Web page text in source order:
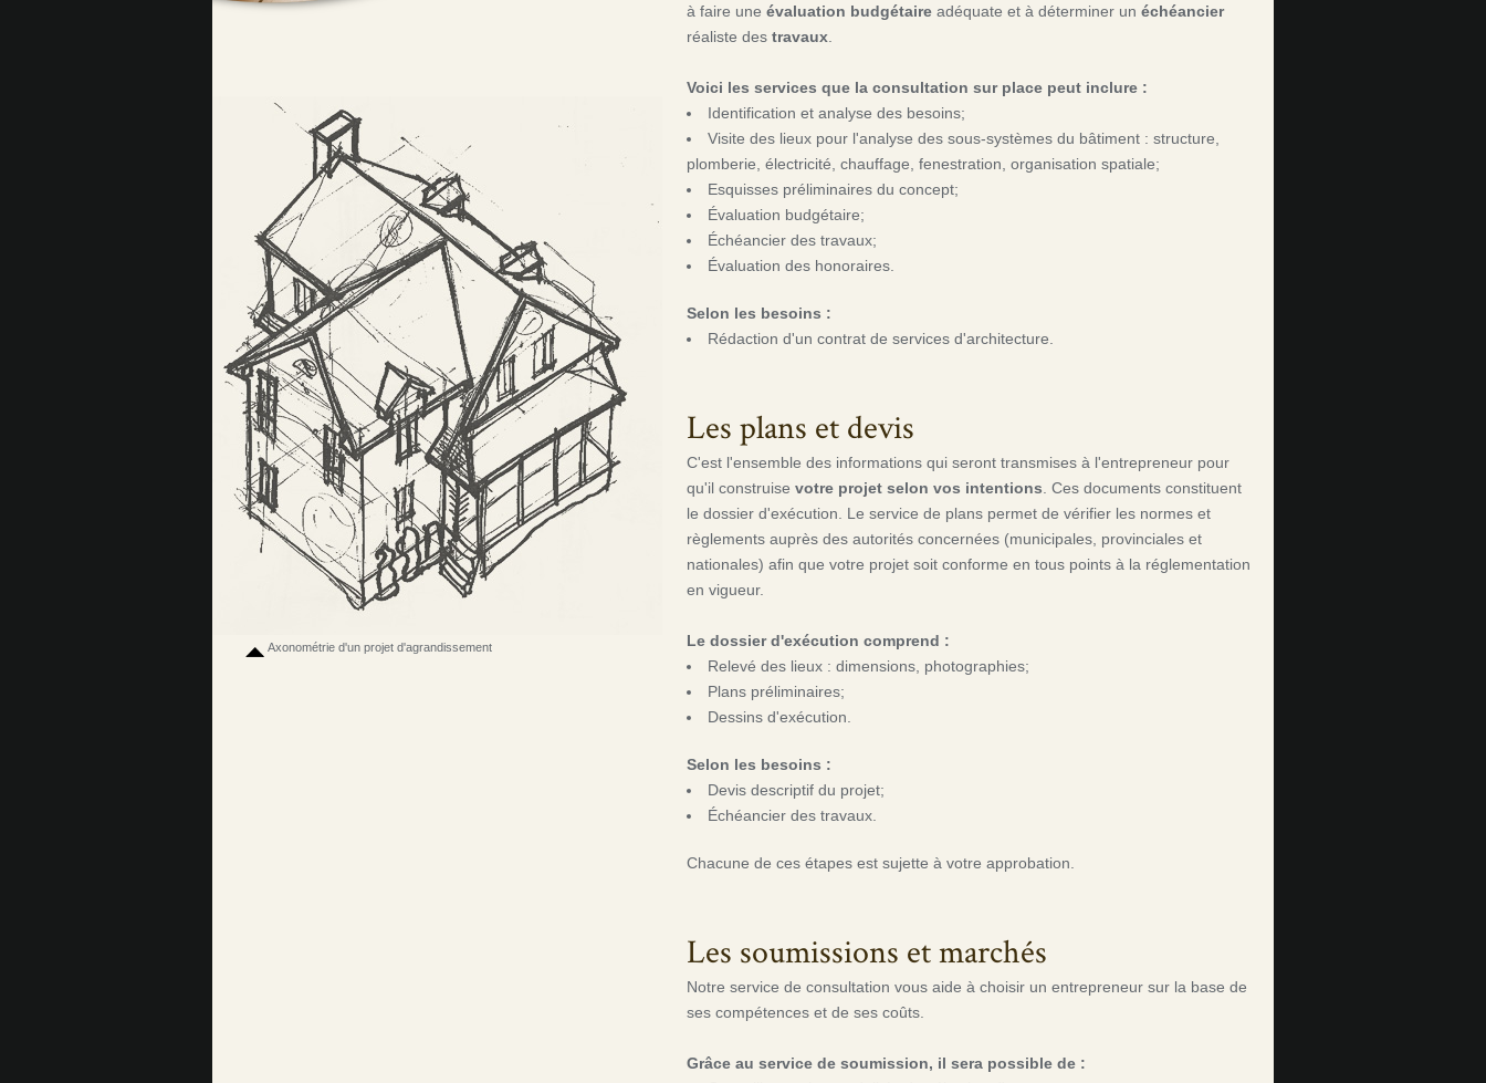
Axonométrie d'un projet d'agrandissement
à faire une évaluation budgétaire adéquate et à déterminer un échéancier
réaliste des travaux
Voici les services que la consultation sur place peut inclure :
Identification et analyse des besoins;
Visite des lieux pour l'analyse des sous-systèmes du bâtiment : structure,
plomberie, électricité, chauffage, fenestration, organisation spatiale;
Esquisses préliminaires du concept;
Évaluation budgétaire;
Échéancier des travaux;
Évaluation des honoraires.
Selon les besoins :
Rédaction d'un contrat de services d'architecture.
Les plans et devis
C'est l'ensemble des informations qui seront transmises à l'entrepreneur pour
qu'il construise votre projet selon vos intentions . Ces documents constituent
le dossier d'exécution. Le service de plans permet de vérifier les normes et
règlements auprès des autorités concernées (municipales, provinciales et
nationales) afin que votre projet soit conforme en tous points à la réglementation
en vigueur.
Le dossier d'exécution comprend :
Relevé des lieux : dimensions, photographies;
Plans préliminaires;
Dessins d'exécution.
Selon les besoins :
Devis descriptif du projet;
Échéancier des travaux.
Chacune de ces étapes est sujette à votre approbation.
Les soumissions et marchés
Notre service de consultation vous aide à choisir un entrepreneur sur la base de
ses compétences et de ses coûts.
Grâce au service de soumission, il sera possible de :